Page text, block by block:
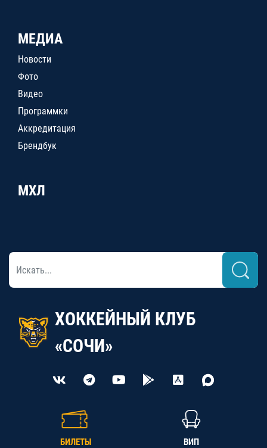
МЕДИА
Новости
Фото
Видео
Программки
Аккредитация
Брендбук
МХЛ
ХОККЕЙНЫЙ КЛУБ
«СОЧИ»
БИЛЕТЫ ВИП